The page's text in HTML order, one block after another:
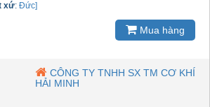
xứ: Đức]
Mua hàng
CÔNG TY TNHH SX TM CƠ KHÍ
HẢI MINH